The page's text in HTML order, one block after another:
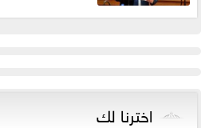
اخترنا لك